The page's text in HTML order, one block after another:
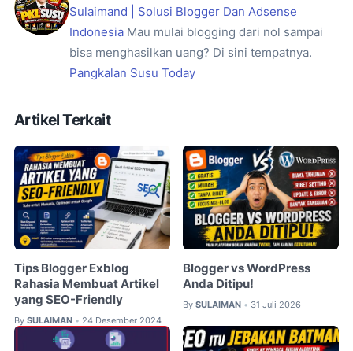
Sulaimand | Solusi Blogger Dan Adsense
Indonesia Mau mulai blogging dari nol sampai
bisa menghasilkan uang? Di sini tempatnya.
Pangkalan Susu Today
Artikel Terkait
Tips Blogger Exblog
Rahasia Membuat Artikel
yang SEO-Friendly
By SULAIMAN • 24 Desember 2024
Blogger vs WordPress
Anda Ditipu!
By SULAIMAN • 31 Juli 2026